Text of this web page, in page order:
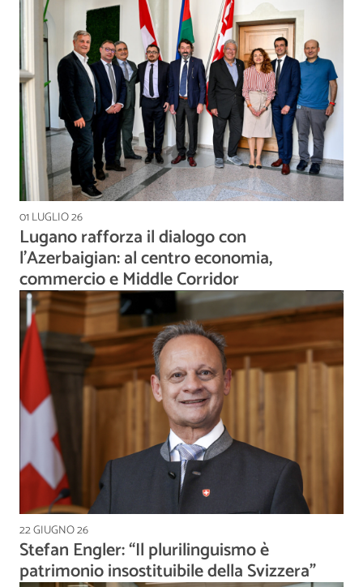
01 LUGLIO 26
Lugano rafforza il dialogo con
l'Azerbaigian: al centro economia,
commercio e Middle Corridor
22 GIUGNO 26
Stefan Engler: “Il plurilinguismo è
patrimonio insostituibile della Svizzera”